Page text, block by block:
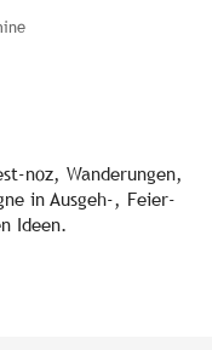
noz, Wanderungen,
in Ausgeh-, Feier-
Ideen.